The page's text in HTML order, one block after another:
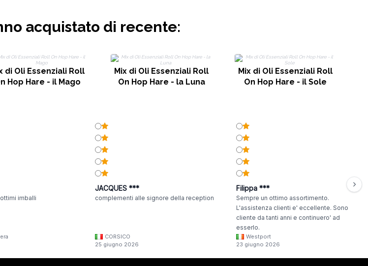
acquistato di recente:
di Oli Essenziali Roll
Hop Hare - il Mago
Mix di Oli Essenziali Roll
On Hop Hare - la Luna
Mix di Oli Essenziali Roll
On Hop Hare - il Sole
imballi
JACQUES ***
complementi alle signore della reception
CORSICO
25 giugno 2026
Filippa ***
Sempre un ottimo assortimento.
L'assistenza clienti e' eccellente. Sono
cliente da tanti anni e continuero' ad
esserlo.
Westport
23 giugno 2026